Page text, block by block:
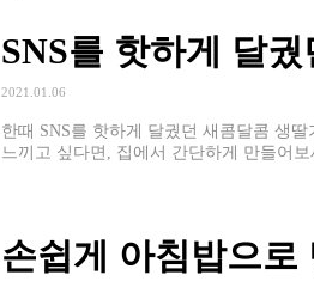
SNS를 핫하게 달
2021.01.06
한때 SNS를 핫하게 달궜던 새콤달콤 생
느끼고 싶다면, 집에서 간단하게 만들어
손쉽게 아침밥으